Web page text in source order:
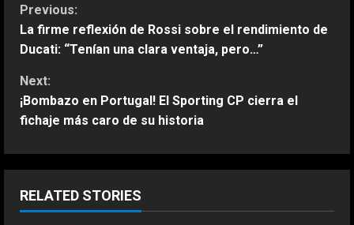
C
o
n
t
i
u
Previous:
La firme reflexión de Rossi sobre el rendimiento de
Ducati: “Tenían una clara ventaja, pero…”
Next:
¡Bombazo en Portugal! El Sporting CP cierra el
fichaje más caro de su historia
RELATED STORIES
2 Agosto 8, 2026